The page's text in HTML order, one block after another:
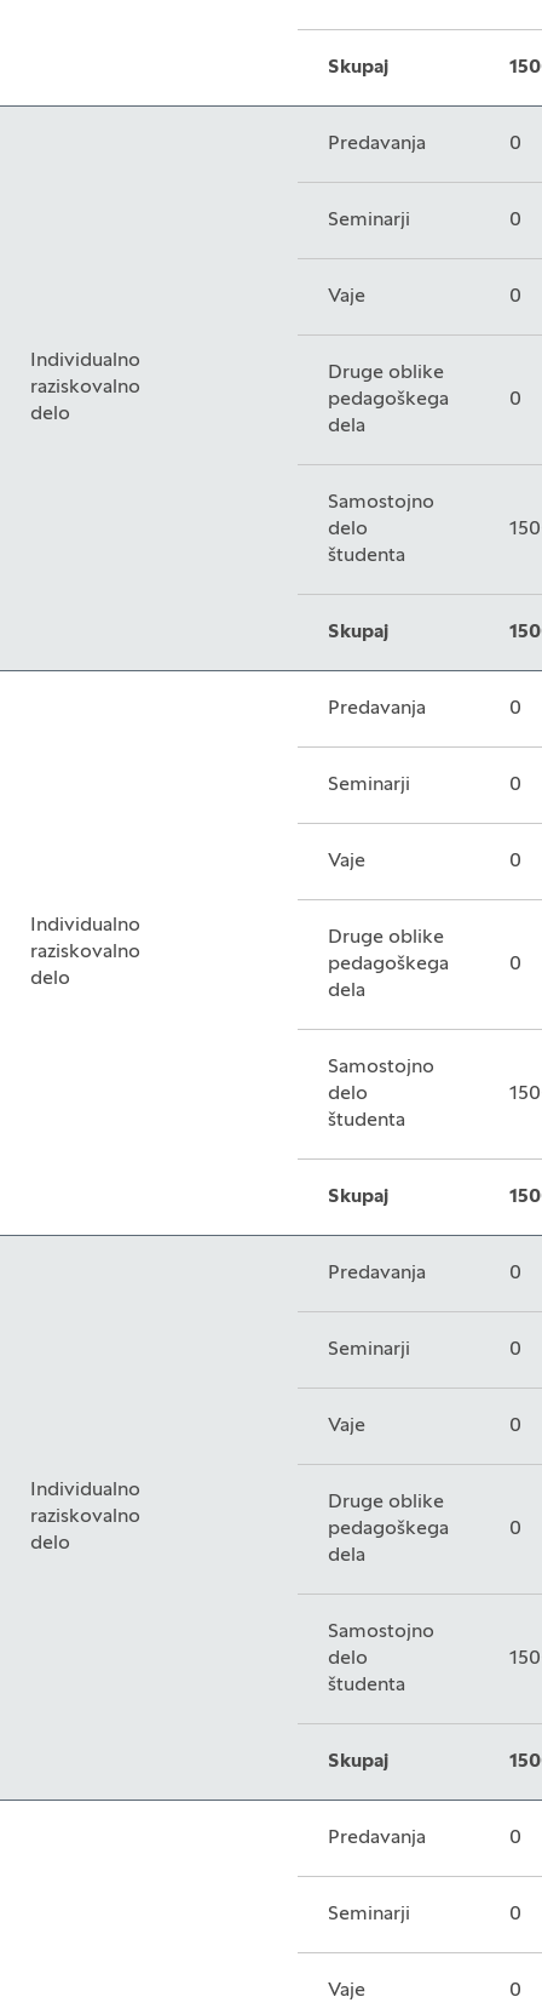
Skupaj
Individualno
raziskovalno
delo
Predavanja 0
Seminarji 0
Vaje 0
Druge oblike
pedagoškega
dela
0
Samostojno
delo
študenta
Skupaj
Individualno
raziskovalno
delo
Predavanja 0
Seminarji 0
Vaje 0
Druge oblike
pedagoškega
dela
0
Samostojno
delo
študenta
Skupaj
Individualno
raziskovalno
delo
Predavanja 0
Seminarji 0
Vaje 0
Druge oblike
pedagoškega
dela
0
Samostojno
delo
študenta
Skupaj
Predavanja 0
Seminarji 0
Vaje 0